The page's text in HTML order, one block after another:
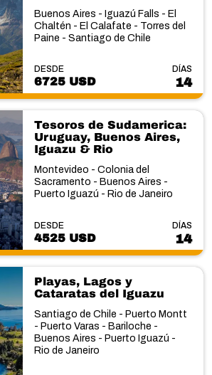
Buenos Aires - Iguazú Falls - El
Chaltén - El Calafate - Torres del
Paine - Santiago de Chile
DESDE
6725 USD
DÍAS
14
Tesoros de Sudamerica:
Uruguay, Buenos Aires,
Iguazu & Rio
Montevideo - Colonia del
Sacramento - Buenos Aires -
Puerto Iguazú - Rio de Janeiro
DESDE
4525 USD
DÍAS
14
Playas, Lagos y
Cataratas del Iguazu
Santiago de Chile - Puerto Montt
- Puerto Varas - Bariloche -
Buenos Aires - Puerto Iguazú -
Rio de Janeiro